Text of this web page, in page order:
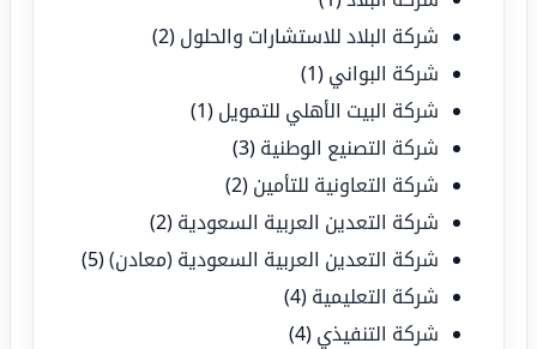
شركة البلاد للاستشارات والحلول (2)
شركة البواني (1)
شركة البيت الأهلي للتمويل (1)
شركة التصنيع الوطنية (3)
شركة التعاونية للتأمين (2)
شركة التعدين العربية السعودية (2)
شركة التعدين العربية السعودية (معادن)(5)
شركة التعليمية (4)
شركة التنفيذي (4)